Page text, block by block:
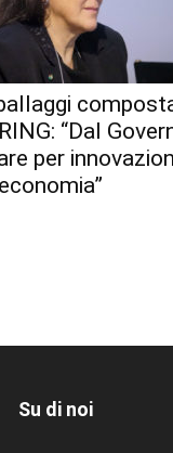
“Dal
per
Su di noi